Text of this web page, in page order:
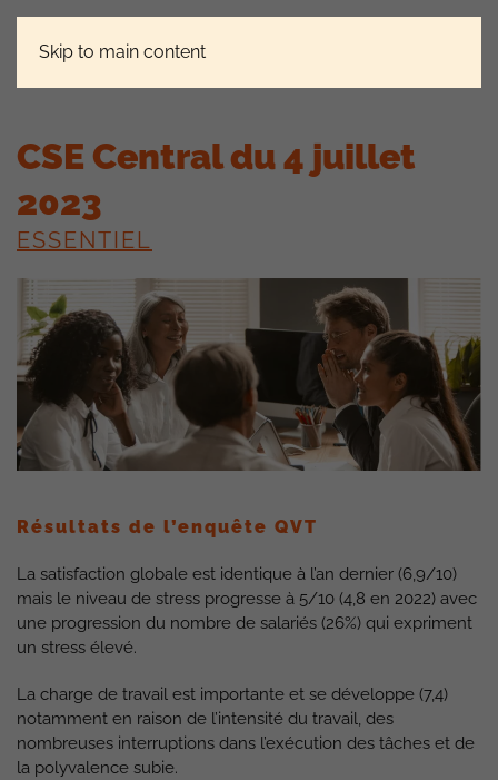
Skip to main content
CSE Central du 4 juillet
2023
ESSENTIEL
Résultats de l’enquête QVT
La satisfaction globale est identique à l’an dernier (6,9/10)
mais le niveau de stress progresse à 5/10 (4,8 en 2022) avec
une progression du nombre de salariés (26%) qui expriment
un stress élevé.
La charge de travail est importante et se développe (7,4)
notamment en raison de l’intensité du travail, des
nombreuses interruptions dans l’exécution des tâches et de
la polyvalence subie.